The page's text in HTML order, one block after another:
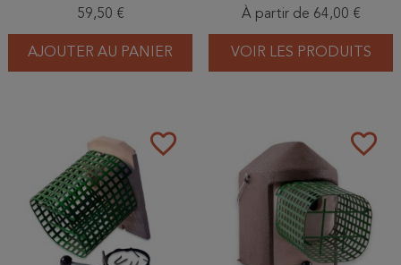
Mélèze
59,50 €
AJOUTER AU PANIER
À partir de 64,00 €
VOIR LES PRODUITS
favorite_border favorite_border